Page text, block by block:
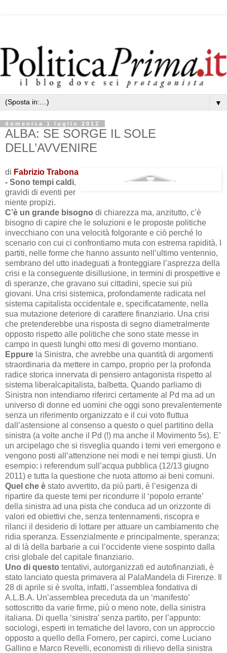
▼
domenica 1 luglio 2012
ALBA: SE SORGE IL SOLE
DELL’AVVENIRE
di Fabrizio Trabona
- Sono tempi caldi,
gravidi di eventi per
niente propizi.
C’è un grande bisogno di chiarezza ma, anzitutto, c’è
bisogno di capire che le soluzioni e le proposte politiche
invecchiano con una velocità folgorante e ciò perché lo
scenario con cui ci confrontiamo muta con estrema rapidità. I
partiti, nelle forme che hanno assunto nell’ultimo ventennio,
sembrano del utto inadeguati a fronteggiare l’asprezza della
crisi e la conseguente disillusione, in termini di prospettive e
di speranze, che gravano sui cittadini, specie sui più
giovani. Una crisi sistemica, profondamente radicata nel
sistema capitalista occidentale e, specificatamente, nella
sua mutazione deteriore di carattere finanziario. Una crisi
che pretenderebbe una risposta di segno diametralmente
opposto rispetto alle politiche che sono state messe in
campo in questi lunghi otto mesi di governo montiano.
Eppure la Sinistra, che avrebbe una quantità di argomenti
straordinaria da mettere in campo, proprio per la profonda
radice storica innervata di pensiero antagonista rispetto al
sistema liberalcapitalista, balbetta. Quando parliamo di
Sinistra non intendiamo riferirci certamente al Pd ma ad un
universo di donne ed uomini che oggi sono prevalentemente
senza un riferimento organizzato e il cui voto fluttua
dall’astensione al consenso a questo o quel partitino della
sinistra (a volte anche il Pd (!) ma anche il Movimento 5s). E’
un arcipelago che si risveglia quando i temi veri emergono e
vengono posti all’attenzione nei modi e nei tempi giusti. Un
esempio: i referendum sull’acqua pubblica (12/13 giugno
2011) e tutta la questione che ruota attorno ai beni comuni.
Quel che è stato avvertito, da più parti, è l’esigenza di
ripartire da queste temi per ricondurre il ‘popolo errante’
della sinistra ad una pista che conduca ad un orizzonte di
valori ed obiettivi che, senza tentennamenti, riscopra e
rilanci il desiderio di lottare per attuare un cambiamento che
ridia speranza. Essenzialmente e principalmente, speranza;
al di là della barbarie a cui l’occidente viene sospinto dalla
crisi globale del capitale finanziario.
Uno di questo tentativi, autorganizzati ed autofinanziati, è
stato lanciato questa primavera al PalaMandela di Firenze. Il
28 di aprile si è svolta, infatti, l’assemblea fondativa di
A.L.B.A. Un’assemblea preceduta da un ‘manifesto’
sottoscritto da varie firme, più o meno note, della sinistra
italiana. Di quella ‘sinistra’ senza partito, per l’appunto:
sociologi, esperti in tematiche del lavoro, con un approccio
opposto a quello della Fornero, per capirci, come Luciano
Gallino e Marco Revelli, economisti di rilievo della sinistra